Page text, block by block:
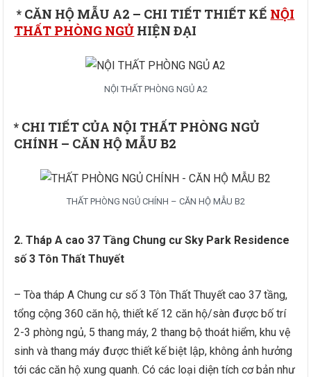
* CĂN HỘ MẪU A2 – CHI TIẾT THIẾT KẾ NỘI
THẤT PHÒNG NGỦ HIỆN ĐẠI
NỘI THẤT PHÒNG NGỦ A2
* CHI TIẾT CỦA NỘI THẤT PHÒNG NGỦ
CHÍNH – CĂN HỘ MẪU B2
THẤT PHÒNG NGỦ CHÍNH – CĂN HỘ MẪU B2
2. Tháp A cao 37 Tầng Chung cư Sky Park Residence
số 3 Tôn Thất Thuyết
– Tòa tháp A Chung cư số 3 Tôn Thất Thuyết cao 37 tầng,
tổng cộng 360 căn hộ, thiết kế 12 căn hộ/sàn được bố trí
2-3 phòng ngủ, 5 thang máy, 2 thang bộ thoát hiểm, khu vệ
sinh và thang máy được thiết kế biệt lập, không ảnh hưởng
tới các căn hộ xung quanh. Có các loại diện tích cơ bản như